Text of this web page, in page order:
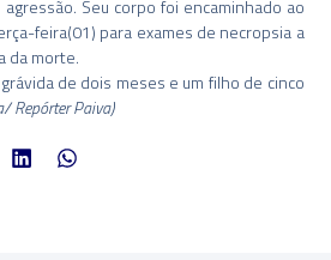
Seu corpo foi encaminhado ao
feira(01) para exames de necropsia a
da morte.
de dois meses e um filho de cinco
Repórter Paiva)